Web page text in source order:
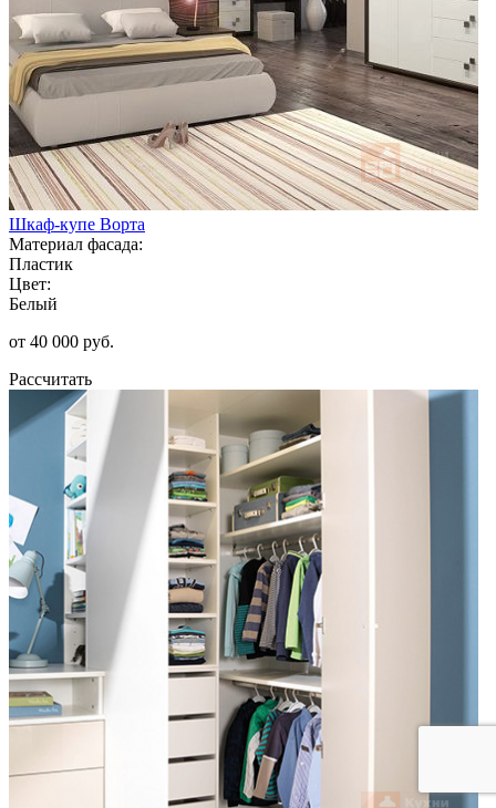
Шкаф-купе Ворта
Материал фасада:
Пластик
Цвет:
Белый
от 40 000 руб.
Рассчитать